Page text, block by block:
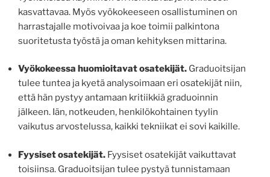
kasvattavaa. Myös vyökokeeseen osallistuminen on
harrastajalle motivoivaa ja koe toimii palkintona
suoritetusta työstä ja oman kehityksen mittarina.
Vyökokeessa huomioitavat osatekijät. Graduoitsijan
tulee tuntea ja kyetä analysoimaan eri osatekijät niin,
että hän pystyy antamaan kritiikkiä graduoinnin
jälkeen. Iän, notkeuden, henkilökohtainen tyylin
vaikutus arvostelussa, kaikki tekniikat ei sovi kaikille.
Fyysiset osatekijät. Fyysiset osatekijät vaikuttavat
toisiinsa. Graduoitsijan tulee pystyä tunnistamaan